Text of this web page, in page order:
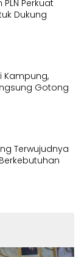
Perkuat
Dukung
Kampung,
Gotong
Terwujudnya